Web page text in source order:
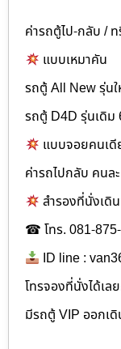
ค่ารถตู้ไป-กลับ /
แบบเหมาคัน
รถตู้ All New รุ่น
รถตู้ D4D รุ่นเดิม
แบบจอยคนเดี
ค่ารถไปกลับ คนล
สำรองที่นั่งเดิ
☎ โทร. 081-
ID line :
โทรจองที่นั่งได้เล
มีรถตู้ VIP ออกเ